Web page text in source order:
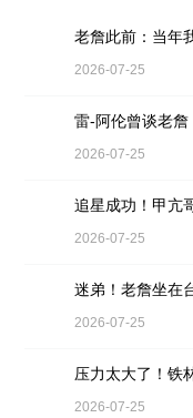
2026-07-25
2026-07-25
追星成功！甲亢
2026-07-25
2026-07-25
2026-07-25